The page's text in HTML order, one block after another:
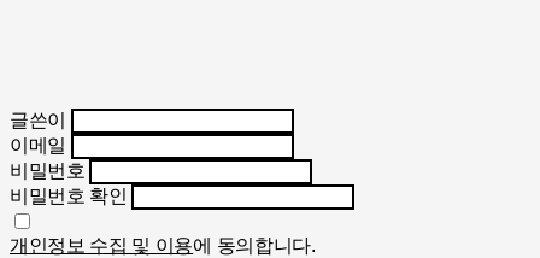
글쓴이
이메일
비밀번호
비밀번호 확인
개인정보 수집 및 이용에 동의합니다.